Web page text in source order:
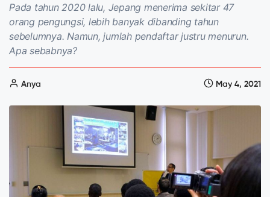
Pada tahun 2020 lalu, Jepang menerima sekitar 47
orang pengungsi, lebih banyak dibanding tahun
sebelumnya. Namun, jumlah pendaftar justru menurun.
Apa sebabnya?
Anya May 4, 2021